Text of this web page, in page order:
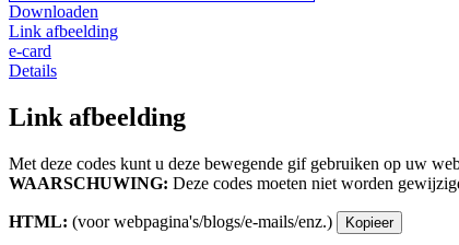
Downloaden
Link afbeelding
e-card
Details
Link afbeelding
Met deze codes kunt u deze bewegende gif gebruiken op uw
WAARSCHUWING: Deze codes moeten niet worden
HTML: (voor webpagina's/blogs/e-mails/enz.) Kopieer